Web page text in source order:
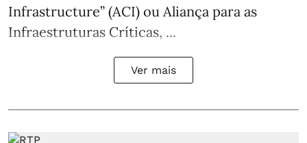
Infrastructure” (ACI) ou Aliança para as
Infraestruturas Críticas, ...
Ver mais